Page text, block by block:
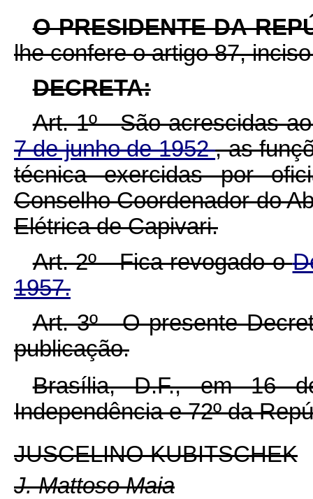
O PRESIDENTE DA
lhe confere o artigo 87,
DECRETA:
Art. 1º - São acrescidas
7 de junho de 1952, as
técnica exercidas por
Conselho Coordenador do
Elétrica de Capivari.
Art. 2º - Fica revogado o
1957.
Art. 3º - O presente
publicação.
Brasília, D.F., em 16
Independência e 72º da
JUSCELINO KUBITSCHEK
J. Mattoso Maia